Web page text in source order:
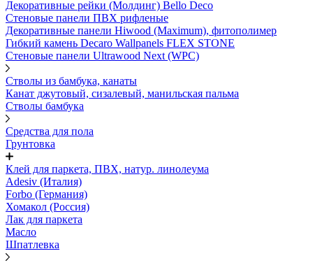
Декоративные рейки (Молдинг) Bello Deco
Стеновые панели ПВХ рифленые
Декоративные панели Hiwood (Maximum), фитополимер
Гибкий камень Decaro Wallpanels FLEX STONE
Стеновые панели Ultrawood Next (WPC)
Стволы из бамбука, канаты
Канат джутовый, сизалевый, манильская пальма
Стволы бамбука
Средства для пола
Грунтовка
Клей для паркета, ПВХ, натур. линолеума
Adesiv (Италия)
Forbo (Германия)
Хомакол (Россия)
Лак для паркета
Масло
Шпатлевка